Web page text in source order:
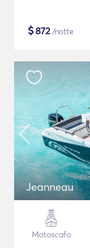
$872/notte
Jeanneau
Motoscafo